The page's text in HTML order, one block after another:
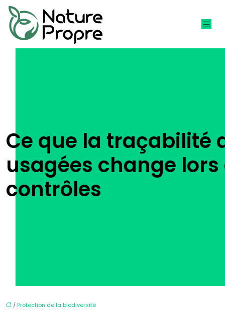
Ce que la traçabilité
usagées change lors
contrôles
/Protection de la biodiversité